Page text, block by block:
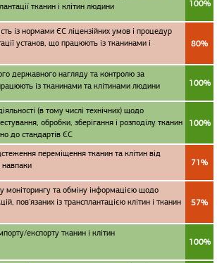
тканин і клітин людини
100%
із нормами ЄС ліцензійних умов і процедур
установ, що працюють із тканинами і
80%
державного нагляду та контролю за
із тканинами та клітинами людини
100%
(в тому числі технічних) щодо
обробки, зберігання і розподілу тканин
до стандартів ЄС
100%
переміщення тканин та клітин від
навпаки
71%
моніторингу та обміну інформацією щодо
пов'язаних із трансплантацією клітин і тканин
57%
експорту тканин і клітин
100%